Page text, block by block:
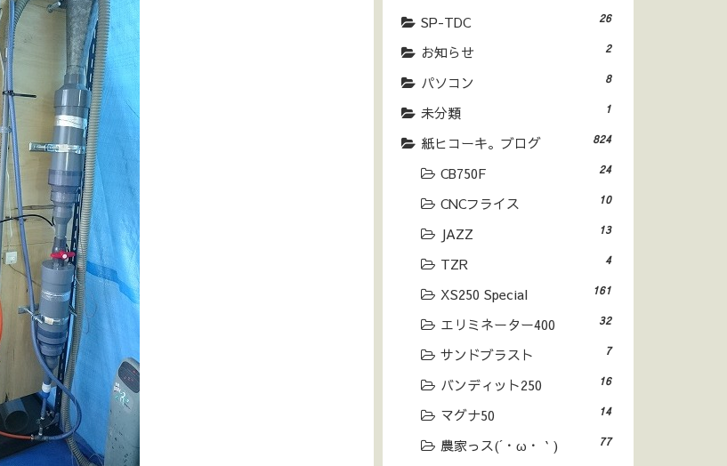
SP-TDC 26
お知らせ 2
パソコン 8
未分類 1
紙ヒコーキ。ブログ 824
CB750F 24
CNCフライス 10
JAZZ 13
TZR 4
XS250 Special 161
エリミネーター400 32
サンドブラスト 7
バンディット250 16
マグナ50 14
農家っス(´・ω・｀) 77